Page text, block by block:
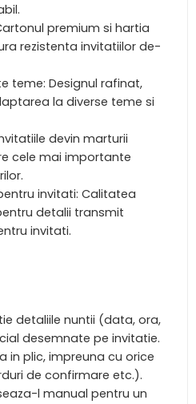
premium si hartia
rezistenta invitatiilor de-
teme: Designul rafinat,
la diverse teme si
devin marturii
cele mai importante
invitati: Calitatea
detalii transmit
invitati.
detaliile nuntii (data, ora,
desemnate pe invitatie.
in plic, impreuna cu orice
de confirmare etc.).
l manual pentru un